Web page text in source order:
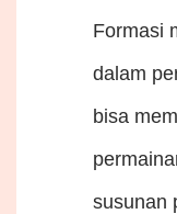
Formasi
dalam
bisa
susunan